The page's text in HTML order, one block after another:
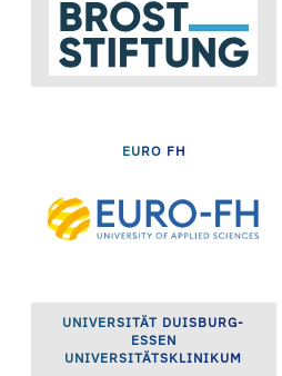
EURO FH
UNIVERSITÄT DUISBURG-
ESSEN
UNIVERSITÄTSKLINIKUM